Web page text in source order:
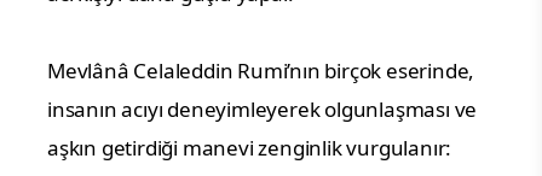
Mevlânâ Celaleddin Rumi’nın birçok eserinde,
insanın acıyı deneyimleyerek olgunlaşması ve
aşkın getirdiği manevi zenginlik vurgulanır: